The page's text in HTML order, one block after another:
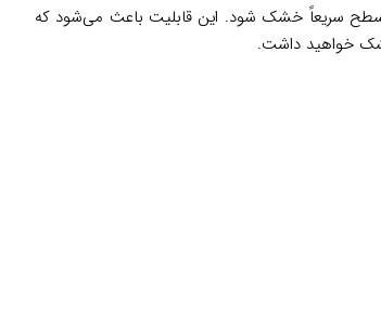
سریعاً خشک شود. این قابلیت باعث می‌شود که
خواهید داشت.